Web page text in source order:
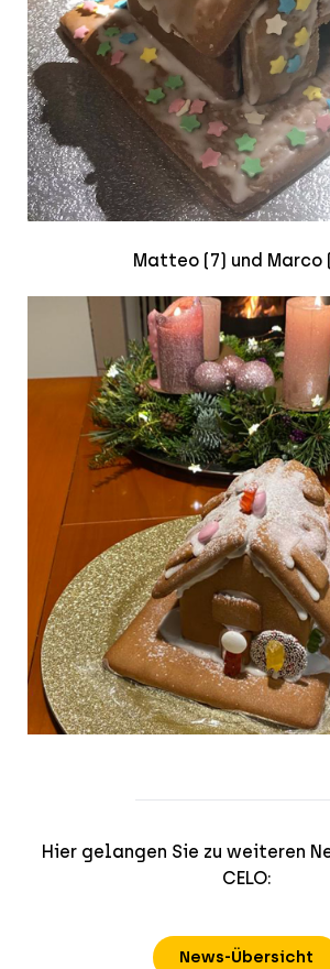
Matteo (7) und Marco
Hier gelangen Sie zu weiteren
CELO:
News-Übersicht